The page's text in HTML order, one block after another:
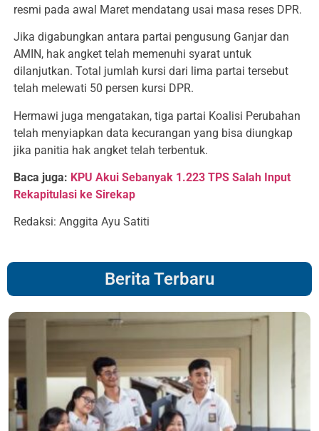
resmi pada awal Maret mendatang usai masa reses DPR.
Jika digabungkan antara partai pengusung Ganjar dan
AMIN, hak angket telah memenuhi syarat untuk
dilanjutkan. Total jumlah kursi dari lima partai tersebut
telah melewati 50 persen kursi DPR.
Hermawi juga mengatakan, tiga partai Koalisi Perubahan
telah menyiapkan data kecurangan yang bisa diungkap
jika panitia hak angket telah terbentuk.
Baca juga: KPU Akui Sebanyak 1.223 TPS Salah Input
Rekapitulasi ke Sirekap
Redaksi: Anggita Ayu Satiti
Berita Terbaru